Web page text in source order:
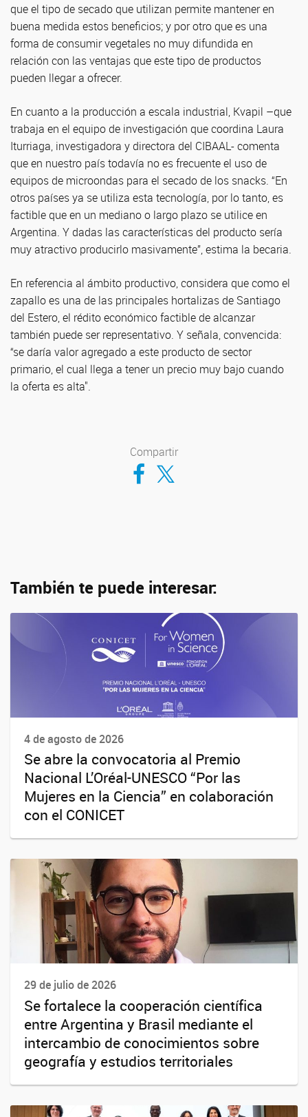
que el tipo de secado que utilizan permite mantener en
buena medida estos beneficios; y por otro que es una
forma de consumir vegetales no muy difundida en
relación con las ventajas que este tipo de productos
pueden llegar a ofrecer.
En cuanto a la producción a escala industrial, Kvapil –que
trabaja en el equipo de investigación que coordina Laura
Iturriaga, investigadora y directora del CIBAAL- comenta
que en nuestro país todavía no es frecuente el uso de
equipos de microondas para el secado de los snacks. “En
otros países ya se utiliza esta tecnología, por lo tanto, es
factible que en un mediano o largo plazo se utilice en
Argentina. Y dadas las características del producto sería
muy atractivo producirlo masivamente”, estima la becaria.
En referencia al ámbito productivo, considera que como el
zapallo es una de las principales hortalizas de Santiago
del Estero, el rédito económico factible de alcanzar
también puede ser representativo. Y señala, convencida:
“se daría valor agregado a este producto de sector
primario, el cual llega a tener un precio muy bajo cuando
la oferta es alta".
Compartir
Compartir en Facebook
Compartir en Twitter
También te puede interesar:
4 de agosto de 2026
Se abre la convocatoria al Premio
Nacional L’Oréal-UNESCO “Por las
Mujeres en la Ciencia” en colaboración
con el CONICET
29 de julio de 2026
Se fortalece la cooperación científica
entre Argentina y Brasil mediante el
intercambio de conocimientos sobre
geografía y estudios territoriales